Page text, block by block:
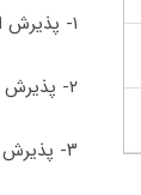
۱- پذیرش از طریق
۲- پذیرش
۳- پذیرش